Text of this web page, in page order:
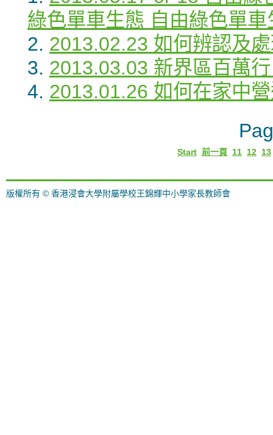
綠色單車生態 自由綠色單
2013.02.23 如何辨認及
2013.03.03 新界區百萬
2013.01.26 如何在家中
Start 前一頁 11 12 13
版權所有 © 香港浸會大學附屬學校王錦輝中小學家長教師會